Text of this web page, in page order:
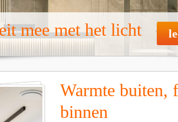
mee met het licht
Warmte buiten,
binnen